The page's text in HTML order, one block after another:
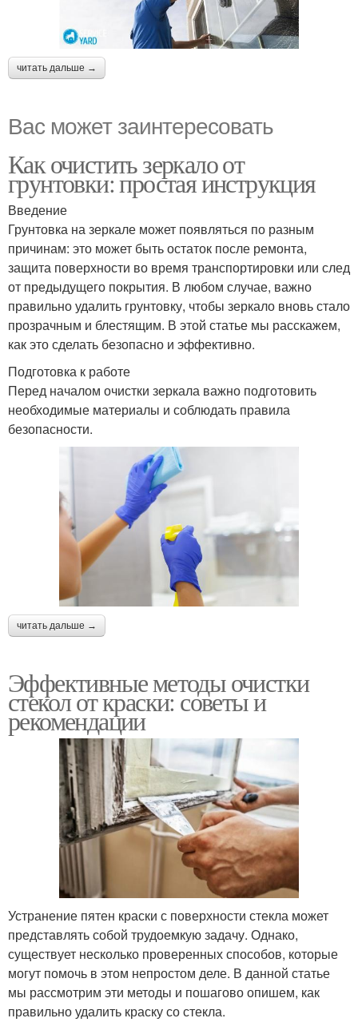
читать дальше →
Вас может заинтересовать
Как очистить зеркало от
грунтовки: простая инструкция
Введение
Грунтовка на зеркале может появляться по разным
причинам: это может быть остаток после ремонта,
защита поверхности во время транспортировки или след
от предыдущего покрытия. В любом случае, важно
правильно удалить грунтовку, чтобы зеркало вновь стало
прозрачным и блестящим. В этой статье мы расскажем,
как это сделать безопасно и эффективно.
Подготовка к работе
Перед началом очистки зеркала важно подготовить
необходимые материалы и соблюдать правила
безопасности.
читать дальше →
Эффективные методы очистки
стекол от краски: советы и
рекомендации
Устранение пятен краски с поверхности стекла может
представлять собой трудоемкую задачу. Однако,
существует несколько проверенных способов, которые
могут помочь в этом непростом деле. В данной статье
мы рассмотрим эти методы и пошагово опишем, как
правильно удалить краску со стекла.